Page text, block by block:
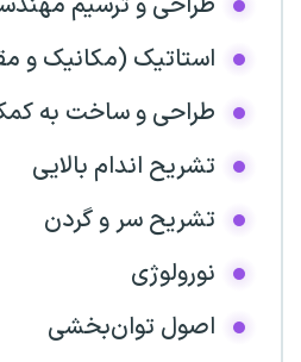
استاتیک (مکانیک و
طراحی و ساخت به
تشریح اندام بالایی
تشریح سر و گردن
نورولوژی
اصول توان‌بخشی